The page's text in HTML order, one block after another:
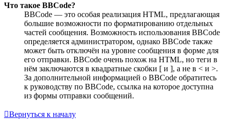
Что такое BBCode?
BBCode — это особая реализация HTML, предлагающая
большие возможности по форматированию отдельных
частей сообщения. Возможность использования BBCode
определяется администратором, однако BBCode также
может быть отключён на уровне сообщения в форме для
его отправки. BBCode очень похож на HTML, но теги в
нём заключаются в квадратные скобки [ и ], а не в < и >.
За дополнительной информацией о BBCode обратитесь
к руководству по BBCode, ссылка на которое доступна
из формы отправки сообщений.
Вернуться к началу